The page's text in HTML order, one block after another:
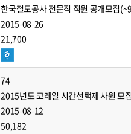
한국철도공사 전문직 직원 공개모집
2015-08-26
21,700
74
2015년도 코레일 시간선택제 사원 모
2015-08-12
50,182